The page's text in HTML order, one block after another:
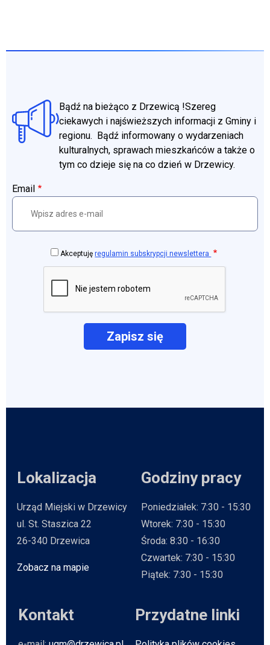
Bądź na bieżąco z Drzewicą !Szereg
ciekawych i najświeższych informacji z Gminy i
regionu. Bądź informowany o wydarzeniach
kulturalnych, sprawach mieszkańców a także o
tym co dzieje się na co dzień w Drzewicy.
Email
Akceptujęregulamin subskrypcji newslettera
Lokalizacja
Urząd Miejski w Drzewicy
ul. St. Staszica 22
26-340 Drzewica
Zobacz na mapieWill open in new tab
Godziny pracy
Poniedziałek: 7:30 - 15:30
Wtorek: 7:30 - 15:30
Środa: 8:30 - 16:30
Czwartek: 7:30 - 15:30
Piątek: 7:30 - 15:30
Kontakt Przydatne linki